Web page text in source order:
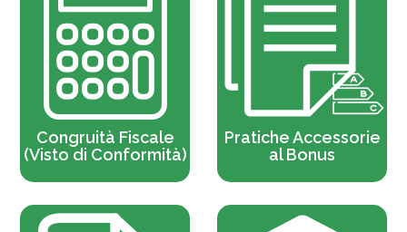
Congruità Fiscale
(Visto di Conformità)
Pratiche Accessorie
al Bonus